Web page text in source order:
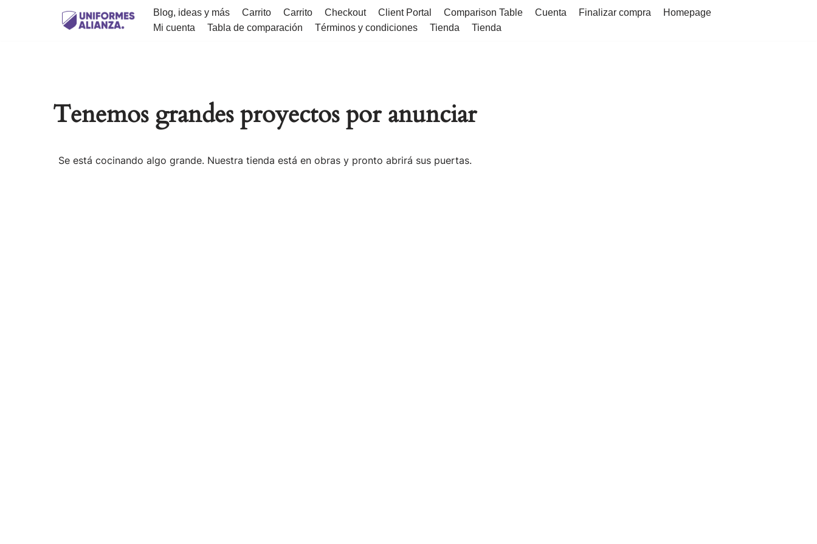
Blog, ideas y más Carrito Carrito Checkout Client Portal Comparison Table Cuenta Finalizar compra
Homepage
Mi cuenta
Tabla de comparación Términos y condiciones Tienda Tienda
Tenemos grandes proyectos por anunciar
Se está cocinando algo grande. Nuestra tienda está en obras y pronto abrirá sus puertas.